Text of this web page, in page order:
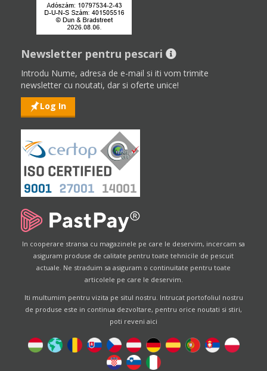
Newsletter pentru pescari
Introdu Nume, adresa de e-mail si iti vom trimite
newsletter cu noutati, dar si oferte unice!
Log In
In cooperare stransa cu magazinele pe care le deservim, incercam sa
asiguram produse de calitate pentru toate tehnicile de pescuit
actuale. Ne straduim sa asiguram o continuitate pentru toate
articolele pe care le deservim.
Iti multumim pentru vizita pe situl nostru. Intrucat portofoliul nostru
de produse este in continua dezvoltare, pentru orice noutati si stiri,
poti reveni aici